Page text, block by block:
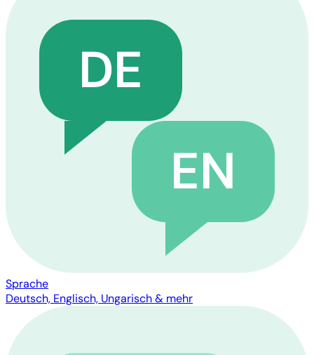
DE
EN
Sprache
Deutsch, Englisch, Ungarisch & mehr